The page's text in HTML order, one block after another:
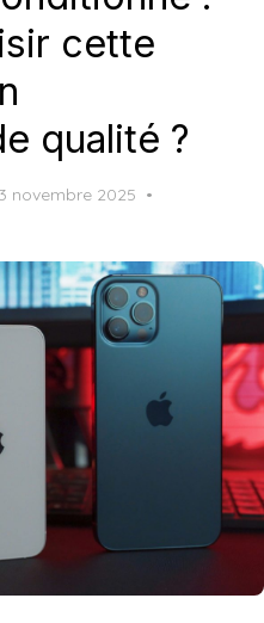
cette
qualité ?
Posted
3 novembre 2025